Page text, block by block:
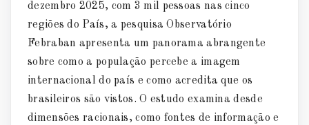
dezembro 2025, com 3 mil pessoas nas cinco
regiões do País, a pesquisa Observatório
Febraban apresenta um panorama abrangente
sobre como a população percebe a imagem
internacional do país e como acredita que os
brasileiros são vistos. O estudo examina desde
dimensões racionais, como fontes de informação e